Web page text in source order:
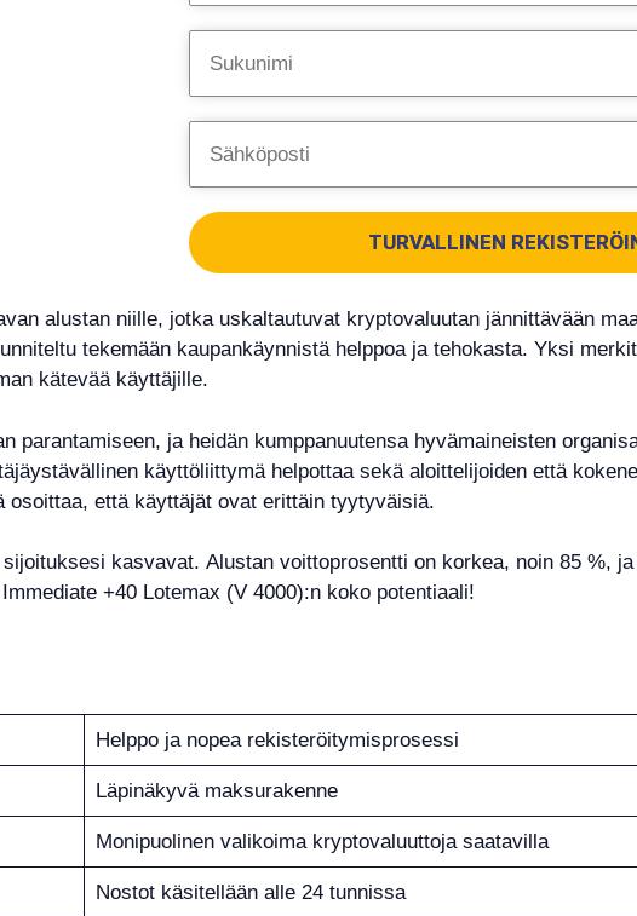
TURVALLINEN
alustan niille, jotka uskaltautuvat kryptovaluutan jännittävään
tekemään kaupankäynnistä helppoa ja tehokasta. Yksi
kätevää käyttäjille.
parantamiseen, ja heidän kumppanuutensa hyvämaineisten
käyttöliittymä helpottaa sekä aloittelijoiden että
että käyttäjät ovat erittäin tyytyväisiä.
kasvavat. Alustan voittoprosentti on korkea, noin 85 %,
+40 Lotemax (V 4000):n koko potentiaali!
Helppo ja nopea rekisteröitymisprosessi
Läpinäkyvä maksurakenne
Monipuolinen valikoima kryptovaluuttoja saatavilla
Nostot käsitellään alle 24 tunnissa